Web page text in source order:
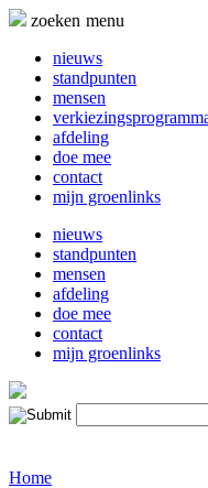
Naar
inhoud
springen
zoeken menu
nieuws
standpunten
mensen
afdeling
doe mee
contact
mijn groenlinks
nieuws
standpunten
mensen
afdeling
doe mee
contact
mijn groenlinks
Home